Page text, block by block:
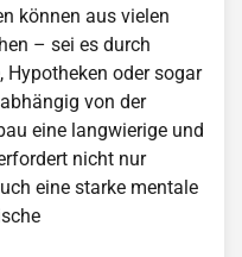
können aus vielen
– sei es durch
Hypotheken oder sogar
von der
eine langwierige und
nicht nur
eine starke mentale